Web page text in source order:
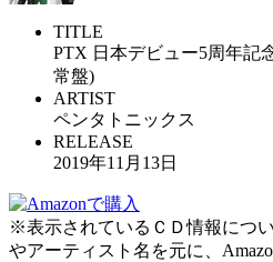
TITLE
PTX 日本デビュー5周年記
常盤)
ARTIST
ペンタトニックス
RELEASE
2019年11月13日
※表示されているＣＤ情報につ
やアーティスト名を元に、